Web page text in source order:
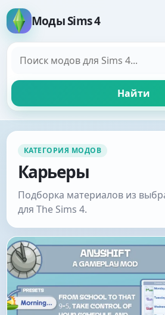
Моды Sims 4
Найти
КАТЕГОРИЯ МОДОВ
Карьеры
Подборка материалов из
для The Sims 4.